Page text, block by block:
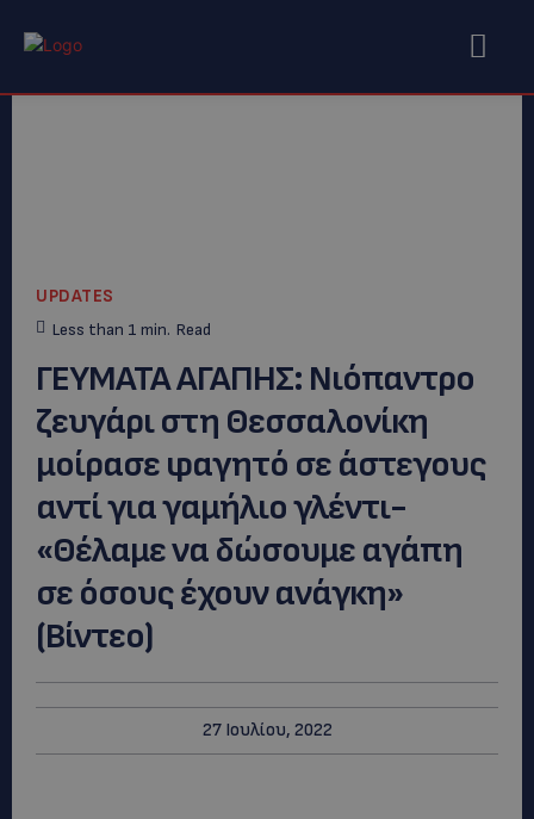
UPDATES
Less than 1 min. Read
ΓΕΥΜΑΤΑ ΑΓΑΠΗΣ: Νιόπαντρο
ζευγάρι στη Θεσσαλονίκη
μοίρασε φαγητό σε άστεγους
αντί για γαμήλιο γλέντι-
«Θέλαμε να δώσουμε αγάπη
σε όσους έχουν ανάγκη»
(Βίντεο)
27 Ιουλίου, 2022